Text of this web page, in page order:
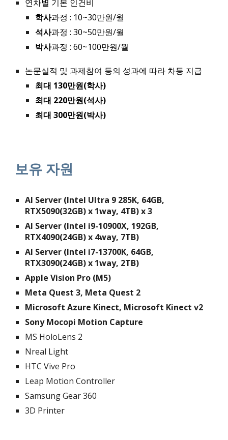
연차별 기본 인건비
학사과정 : 10~30만원/월
석사과정 : 30~50만원/월
박사과정 : 60~100만원/월
논문실적 및 과제참여 등의 성과에 따라 차등 지급
최대 130만원(학사)
최대 220만원(석사)
최대300만원(박사)
보유 자원
AI Server (Intel Ultra 9 285K, 64GB,
RTX5090(32GB) x 1way, 4TB) x 3
AI Server (Intel i9-10900X, 192GB,
RTX4090(24GB) x 4way, 7TB)
AI Server (Intel i7-13700K, 64GB,
RTX3090(24GB) x 1way, 2TB)
Apple Vision Pro (M5)
Meta Quest3, Meta Quest 2
Microsoft Azure Kinect, Microsoft Kinect v2
Sony Mocopi Motion Capture
MS HoloLens 2
Nreal Light
HTC Vive Pro
Leap Motion Controller
Samsung Gear 360
3D Printer